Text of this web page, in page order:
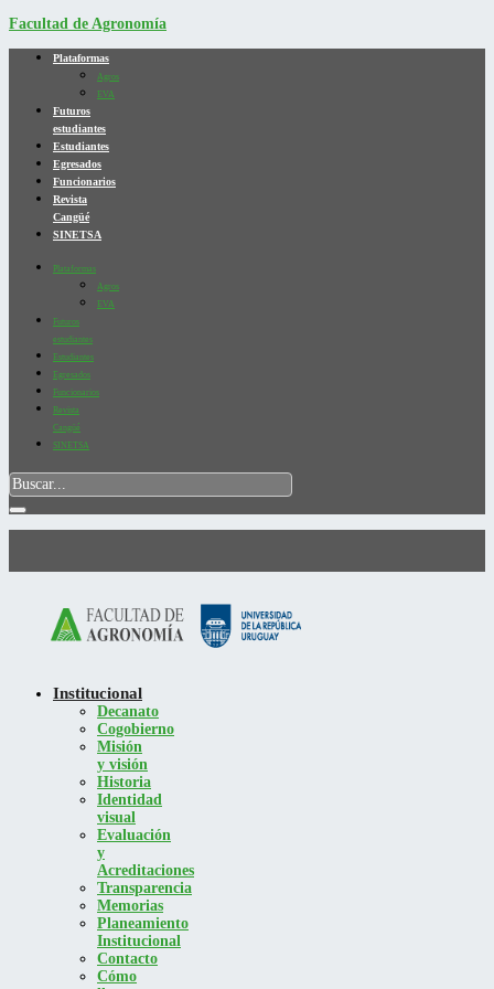
Facultad de Agronomía
Plataformas
Agros
EVA
Futuros
estudiantes
Estudiantes
Egresados
Funcionarios
Revista
Cangüé
SINETSA
Plataformas
Agros
EVA
Futuros
estudiantes
Estudiantes
Egresados
Funcionarios
Revista
Cangüé
SINETSA
Institucional
Decanato
Cogobierno
Misión
y visión
Historia
Identidad
visual
Evaluación
y
Acreditaciones
Transparencia
Memorias
Planeamiento
Institucional
Contacto
Cómo